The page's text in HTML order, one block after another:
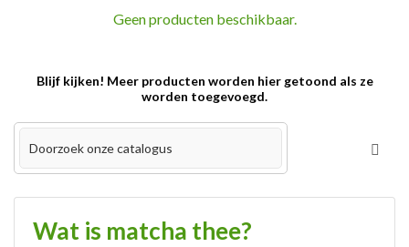
Geen producten beschikbaar.
Blijf kijken! Meer producten worden hier getoond als ze
worden toegevoegd.
Wat is matcha thee?